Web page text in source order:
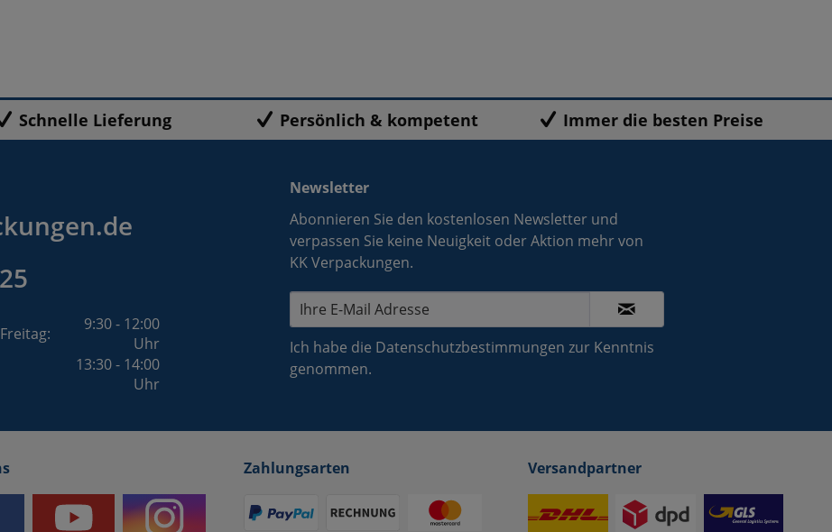
Schnelle Lieferung Persönlich & kompetent Immer die besten Preise
Freitag:
9:30 - 12:00
Uhr
13:30 - 14:00
Uhr
Newsletter
Abonnieren Sie den kostenlosen Newsletter und
verpassen Sie keine Neuigkeit oder Aktion mehr von
KK Verpackungen.
Ich habe die Datenschutzbestimmungen zur Kenntnis
genommen.
Zahlungsarten Versandpartner